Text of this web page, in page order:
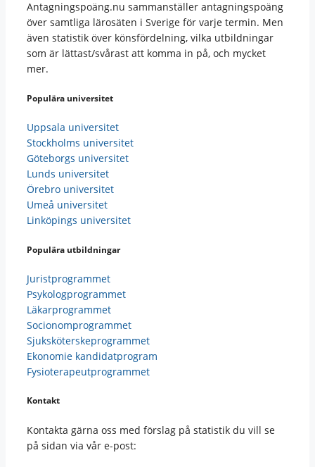
Antagningspoäng.nu sammanställer antagningspoäng
över samtliga lärosäten i Sverige för varje termin. Men
även statistik över könsfördelning, vilka utbildningar
som är lättast/svårast att komma in på, och mycket
mer.
Populära universitet
Uppsala universitet
Stockholms universitet
Göteborgs universitet
Lunds universitet
Örebro universitet
Umeå universitet
Linköpings universitet
Populära utbildningar
Juristprogrammet
Psykologprogrammet
Läkarprogrammet
Socionomprogrammet
Sjuksköterskeprogrammet
Ekonomie kandidatprogram
Fysioterapeutprogrammet
Kontakt
Kontakta gärna oss med förslag på statistik du vill se
på sidan via vår e-post: